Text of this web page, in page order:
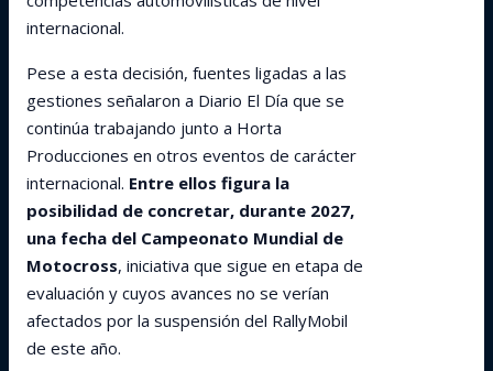
internacional.
Pese a esta decisión, fuentes ligadas a las
gestiones señalaron a Diario El Día que se
continúa trabajando junto a Horta
Producciones en otros eventos de carácter
internacional. Entre ellos figura la
posibilidad de concretar, durante 2027,
una fecha del Campeonato Mundial de
Motocross, iniciativa que sigue en etapa de
evaluación y cuyos avances no se verían
afectados por la suspensión del RallyMobil
de este año.